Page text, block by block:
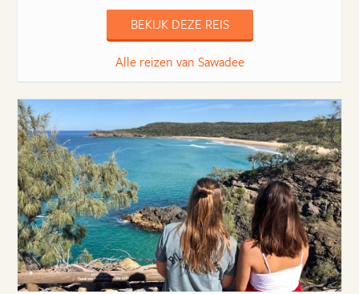
BEKIJK DEZE REIS
Alle reizen van Sawadee